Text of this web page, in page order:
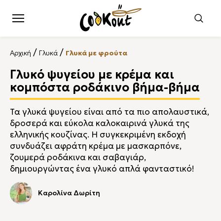
Αρχική / Γλυκά / Γλυκά με φρούτα
Γλυκό ψυγείου με κρέμα και
κομπόστα ροδάκινο βήμα-βήμα
Τα γλυκά ψυγείου είναι από τα πιο απολαυστικά,
δροσερά και εύκολα καλοκαιρινά γλυκά της
ελληνικής κουζίνας. Η συγκεκριμένη εκδοχή
συνδυάζει αφράτη κρέμα με μασκαρπόνε,
ζουμερά ροδάκινα και σαβαγιάρ,
δημιουργώντας ένα γλυκό απλά φανταστικό!
Καρολίνα Δωρίτη